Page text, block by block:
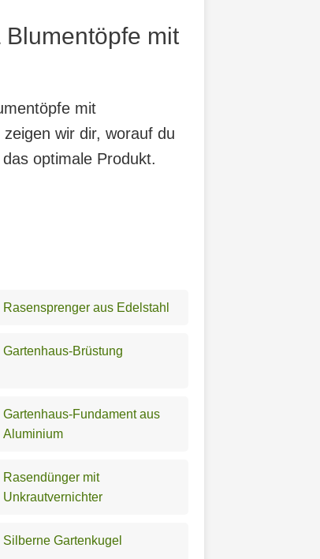
mit
mit
wir dir, worauf du
optimale Produkt.
Rasensprenger aus Edelstahl
Gartenhaus-Brüstung
Gartenhaus-Fundament aus
Aluminium
Rasendünger mit
Unkrautvernichter
Silberne Gartenkugel